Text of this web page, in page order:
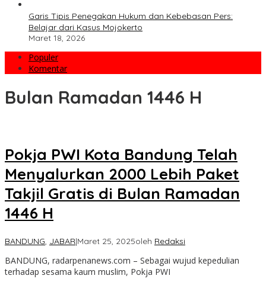
Garis Tipis Penegakan Hukum dan Kebebasan Pers:
Belajar dari Kasus Mojokerto
Maret 18, 2026
Populer
Komentar
Bulan Ramadan 1446 H
Pokja PWI Kota Bandung Telah
Menyalurkan 2000 Lebih Paket
Takjil Gratis di Bulan Ramadan
1446 H
BANDUNG, JABAR|Maret 25, 2025oleh Redaksi
BANDUNG, radarpenanews.com – Sebagai wujud kepedulian
terhadap sesama kaum muslim, Pokja PWI